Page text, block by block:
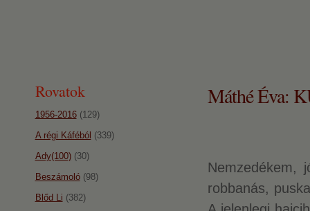
Máthé Éva:
Nemzedékem,
robbanás,
Rovatok
1956-2016(129)
A régi Káféból (339)
Ady(100)(30)
Beszámoló(98)
Blőd Li (382)